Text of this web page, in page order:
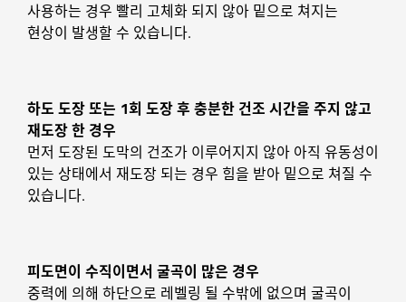
사용하는 경우 빨리 고체화 되지 않아 밑으로 쳐지는
현상이 발생할 수 있습니다.
하도 도장 또는 1회 도장 후 충분한 건조 시간을 주지 않고
재도장 한 경우
먼저 도장된 도막의 건조가 이루어지지 않아 아직 유동성이
있는 상태에서 재도장 되는 경우 힘을 받아 밑으로 쳐질 수
있습니다.
피도면이 수직이면서 굴곡이 많은 경우
중력에 의해 하단으로 레벨링 될 수밖에 없으며 굴곡이